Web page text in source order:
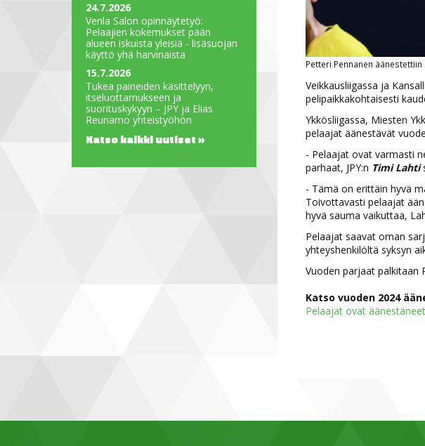
Petteri Pennanen
Veikkausliigassa ja
pelipaikkakohtaisesti
Ykkösliigassa, Miesten
pelaajat äänestävät
- Pelaajat ovat varmasti
parhaat, JPY:n Timi Lahti
- Tämä on erittäin hyvä
Toivottavasti pelaajat
hyvä sauma vaikuttaa,
Pelaajat saavat oman
yhteyshenkilöltä syksyn
Vuoden parjaat palkitaan
Katso vuoden 2024
Pelaajat ovat
24.7.2026
Venla Salon opinnäytetyö:
Pelaajien kokemukset pään
alueen iskuista yleisiä - lisäsuojan
käyttö yhä harvinaista
15.7.2026
Tukea paineiden käsittelyyn,
itseluottamukseen ja
suorituskykyyn – JPY ja Elias
Reunamo yhteistyöhön
Katso kaikki uutiset »